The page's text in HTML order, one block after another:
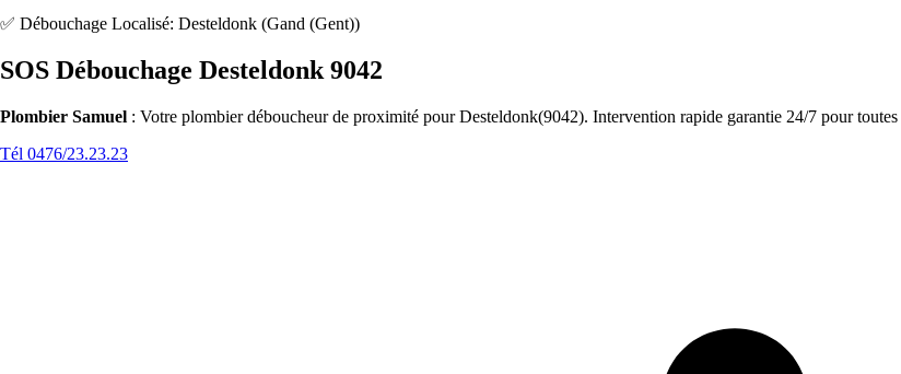
✅ Débouchage Localisé: Desteldonk (Gand (Gent))
SOS Débouchage Desteldonk 9042
Plombier Samuel : Votre plombier déboucheur de proximité pour Desteldonk(9042). Intervention rapide garantie 24/7 pour toutes
Tél 0476/23.23.23